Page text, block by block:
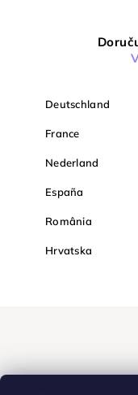
Deutschland
France
Nederland
España
România
Hrvatska